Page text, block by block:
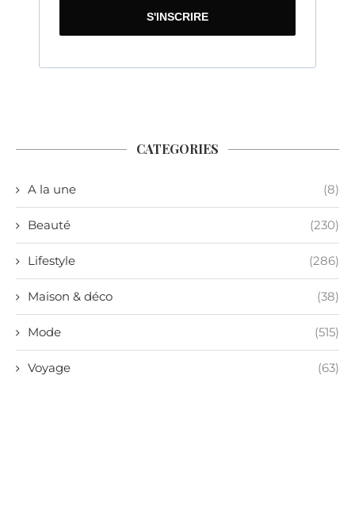
S'INSCRIRE
CATEGORIES
A la une (8)
Beauté (230)
Lifestyle (286)
Maison & déco (38)
Mode (515)
Voyage (63)